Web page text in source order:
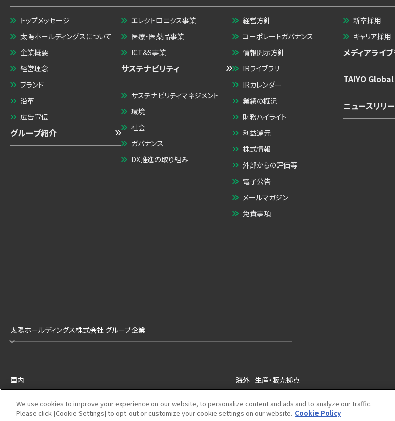
トップメッセージ
太陽ホールディングスについて
企業概要
経営理念
ブランド
沿革
広告宣伝
グループ紹介
エレクトロニクス事業
医療・医薬品事業
ICT&S事業
サステナビリティ
サステナビリティマネジメント
環境
社会
ガバナンス
DX推進の取り組み
経営方針
コーポレートガバナンス
情報開示方針
IRライブラリ
IRカレンダー
業績の概況
財務ハイライト
利益還元
株式情報
外部からの評価等
電子公告
メールマガジン
免責事項
新卒採用
キャリア採用
メディアライ
TAIYO
ニュースリリ
太陽ホールディングス株式会社 グループ企業
国内 海外 生産・販売拠点
We use cookies to improve your experience on our website, to personalize content and ads and to analyze our traffic.
Please click [Cookie Settings] to opt-out or customize your cookie settings on our website. Cookie Policy